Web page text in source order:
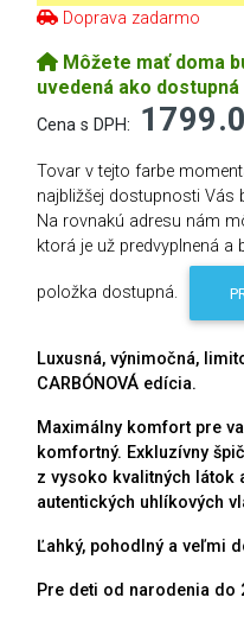
Doprava zadarmo
Môžete mať doma
uvedená ako
Cena s DPH:
Tovar v tejto farbe
najbližšej dostupnosti Vás
Na rovnakú adresu nám
ktorá je už predvyplnená a
položka dostupná.
Luxusná, výnimočná,
CARBÓNOVÁ edícia.
Maximálny komfort pre
komfortný. Exkluzívny
z vysoko kvalitných látok
autentických uhlíkových
Ľahký, pohodlný a veľmi
Pre deti od narodenia do